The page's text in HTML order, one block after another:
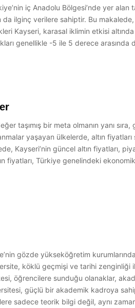
iç Anadolu Bölgesi’nde yer
ilginç verilere sahiptir. Bu
Kayseri, karasal iklimin etkisi
genellikle -5 ile 5 derece
taşımış bir meta olmanın yanı
yaşayan ülkelerde, altın
Kayseri’nin güncel altın fiyatları,
fiyatları, Türkiye genelindeki
gözde yükseköğretim
köklü geçmişi ve tarihi zenginliği
öğrencilere sunduğu olanaklar,
güçlü bir akademik kadroya
sadece teorik bilgi değil, aynı